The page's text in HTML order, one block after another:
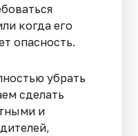
когда его
опасность.
убрать
сделать
и